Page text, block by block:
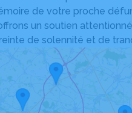
de votre proche
un soutien
de solennité et de